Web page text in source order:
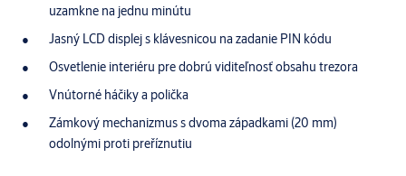
uzamkne na jednu minútu
Jasný LCD displej s klávesnicou na zadanie PIN kódu
Osvetlenie interiéru pre dobrú viditeľnosť obsahu trezora
Vnútorné háčiky a polička
Zámkový mechanizmus s dvoma západkami (20 mm)
odolnými proti preříznutiu